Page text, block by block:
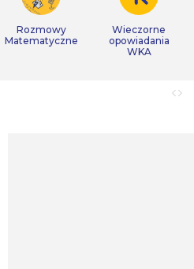
Rozmowy
Matematyczne
Wieczorne
opowiadania
WKA